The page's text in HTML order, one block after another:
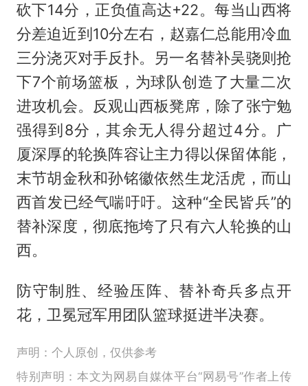
砍下14分，正负值高达+22。每当山西将
分差迫近到10分左右，赵嘉仁总能用冷血
三分浇灭对手反扑。另一名替补吴骁则抢
下7个前场篮板，为球队创造了大量二次
进攻机会。反观山西板凳席，除了张宁勉
强得到8分，其余无人得分超过4分。广
厦深厚的轮换阵容让主力得以保留体能，
末节胡金秋和孙铭徽依然生龙活虎，而山
西首发已经气喘吁吁。这种“全民皆兵”的
替补深度，彻底拖垮了只有六人轮换的山
西。
防守制胜、经验压阵、替补奇兵多点开
花，卫冕冠军用团队篮球挺进半决赛。
声明：个人原创，仅供参考
特别声明：本文为网易自媒体平台“网易号”作者上传